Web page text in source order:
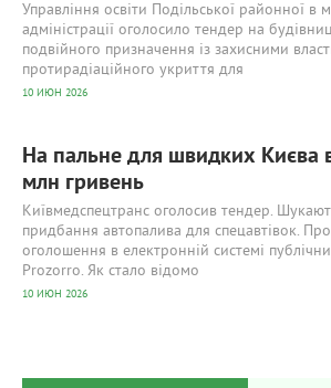
Управління освіти Подільської районної в
адміністрації оголосило тендер на
подвійного призначення із захисними
протирадіаційного укриття для
10 ИЮН 2026
На пальне для швидких Києва
млн гривень
Київмедспецтранс оголосив тендер.
придбання автопалива для спецавтівок.
оголошення в електронній системі
Prozorro. Як стало відомо
10 ИЮН 2026